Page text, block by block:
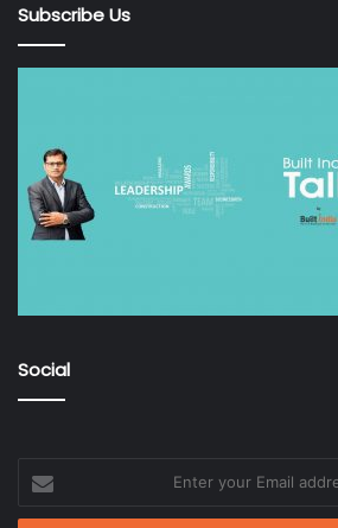
Subscribe Us
Social
your
Email